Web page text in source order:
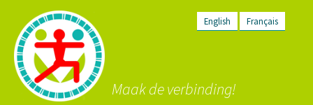
English Français
Maak de verbinding!